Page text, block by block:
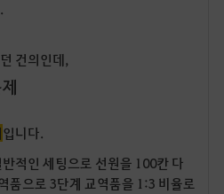
건의인데,
입니다.
적인 세팅으로 선원을 100칸 다
품으로 3단계 교역품을 1:3 비율로